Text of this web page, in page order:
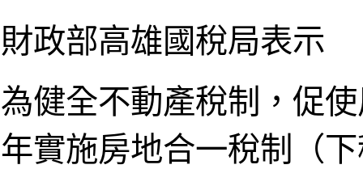
財政部高雄國稅局表示
為健全不動產稅制，促
年實施房地合一稅制（